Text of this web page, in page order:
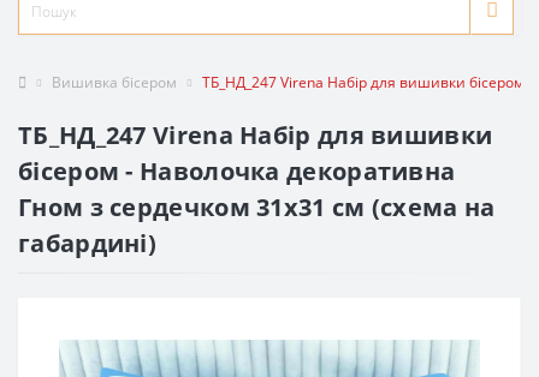
Вишивка бісером ТБ_НД_247 Virena Набір для вишивки бісером
ТБ_НД_247 Virena Набір для вишивки
бісером - Наволочка декоративна
Гном з сердечком 31x31 см (схема на
габардині)